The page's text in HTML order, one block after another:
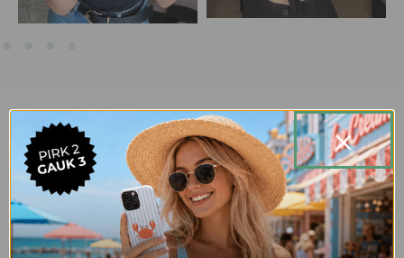
20,000+ patenkintų klientų.
Reda
+3